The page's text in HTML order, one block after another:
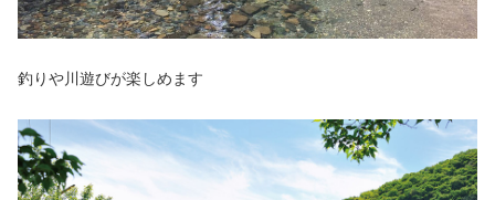
釣りや川遊びが楽しめます